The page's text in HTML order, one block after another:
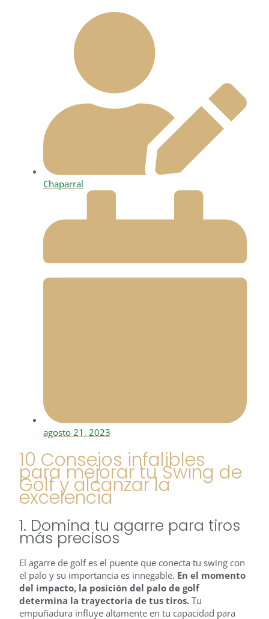
Chaparral
agosto 21, 2023
10 Consejos infalibles
para mejorar tu Swing de
Golf y alcanzar la
excelencia
1. Domina tu agarre para tiros
más precisos
El agarre de golf es el puente que conecta tu swing con
el palo y su importancia es innegable. En el momento
del impacto, la posición del palo de golf
determina la trayectoria de tus tiros. Tu
empuñadura influye altamente en tu capacidad para